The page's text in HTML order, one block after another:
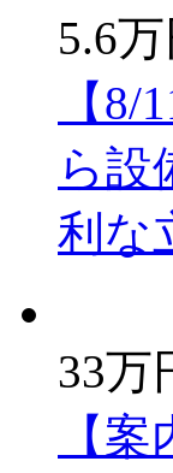
5.6万
【
ら設
利な
33万
【